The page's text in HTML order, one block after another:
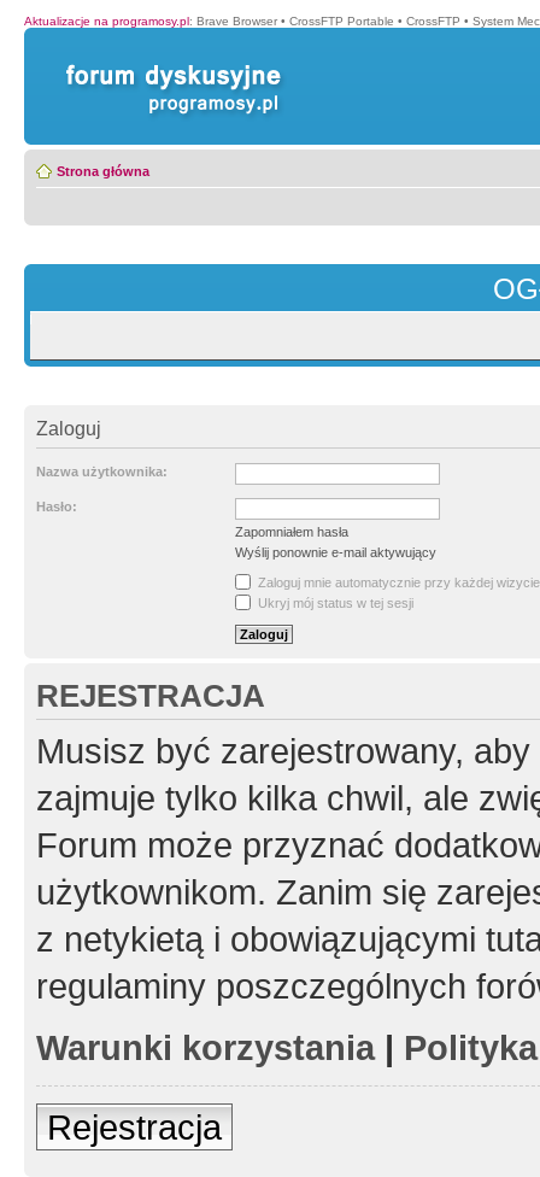
Aktualizacje na programosy.pl: Brave Browser • CrossFTP Portable • CrossFTP • System
Strona główna
Zaloguj
Nazwa użytkownika:
Hasło:
Zapomniałem hasła
Wyślij ponownie e-mail aktywujący
Zaloguj mnie automatycznie przy każdej wizycie
Ukryj mój status w tej sesji
REJESTRACJA
Musisz być zarejestrowany,
zajmuje tylko kilka chwil, ale
Forum może przyznać
użytkownikom. Zanim się
z netykietą i obowiązującymi
regulaminy poszczególnych
Warunki korzystania|
Rejestracja